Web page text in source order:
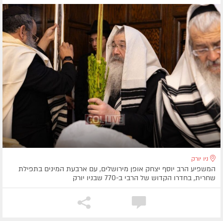
ניו יורק
המשפיע הרב יוסף יצחק אופן מירושלים, עם ארבעת המינים בתפילת
שחרית, בחדרו הקדוש של הרבי ב-770 שבניו יורק